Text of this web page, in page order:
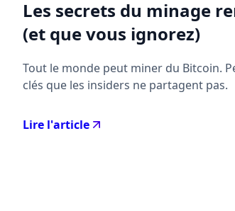
Les secrets du minage
(et que vous ignorez)
Tout le monde peut miner du Bitcoin.
clés que les insiders ne partagent pas.
Lire l'article